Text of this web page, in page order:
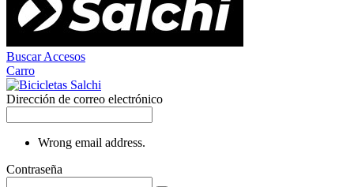
Buscar Accesos
Carro
Dirección de correo electrónico
Wrong email address.
Contraseña